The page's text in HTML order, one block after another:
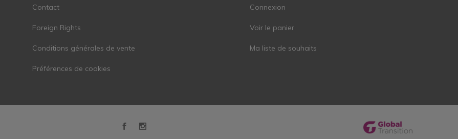
Contact
Foreign Rights
Conditions générales de vente
Préférences de cookies
Connexion
Voir le panier
Ma liste de souhaits